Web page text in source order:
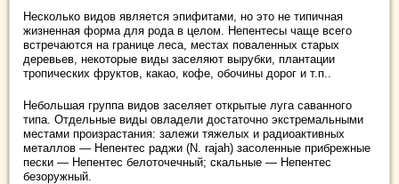
Несколько видов является эпифитами, но это не типичная
жизненная форма для рода в целом. Непентесы чаще всего
встречаются на границе леса, местах поваленных старых
деревьев, некоторые виды заселяют вырубки, плантации
тропических фруктов, какао, кофе, обочины дорог и т.п..
Небольшая группа видов заселяет открытые луга саванного
типа. Отдельные виды овладели достаточно экстремальными
местами произрастания: залежи тяжелых и радиоактивных
металлов — Непентес раджи (N. rajah) засоленные прибрежные
пески — Непентес белоточечный; скальные — Непентес
безоружный.